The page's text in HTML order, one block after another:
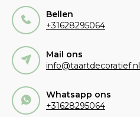
Bellen
+31628295064
Mail ons
info@taartdecoratief.nl
Whatsapp ons
+31628295064